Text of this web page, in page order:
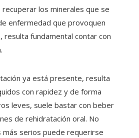
los minerales que se
enfermedad que provoquen
resulta fundamental contar con
ya está presente, resulta
con rapidez y de forma
leves, suele bastar con beber
de rehidratación oral. No
más serios puede requerirse